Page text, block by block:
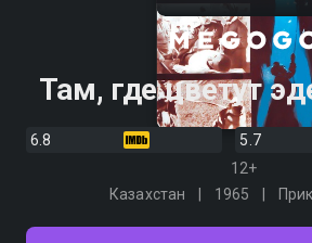
Там, где цветут
6.8
5.7
12+
Казахстан
1965